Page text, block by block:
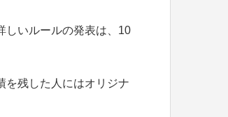
しいルールの発表は、10
を残した人にはオリジナ